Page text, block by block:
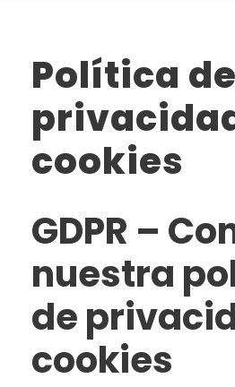
Política de
cookies
GDPR –
nuestra
de
cookies